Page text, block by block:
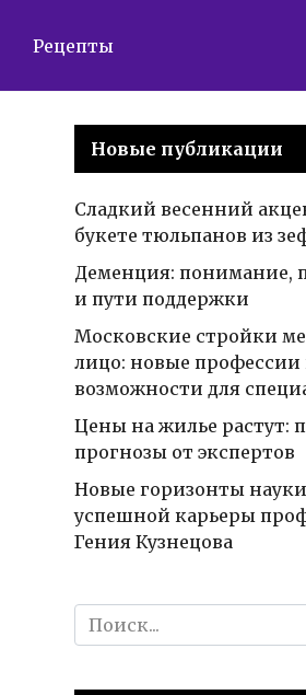
Рецепты
Новые публикации
Сладкий весенний
букете тюльпанов из
Деменция: понимание,
и пути поддержки
Московские стройки
лицо: новые профессии
возможности для
Цены на жилье растут:
прогнозы от экспертов
Новые горизонты
успешной карьеры
Гения Кузнецова
Search
for: